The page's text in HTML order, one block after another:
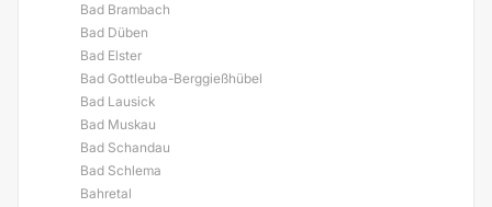
Bad Brambach
Bad Düben
Bad Elster
Bad Gottleuba-Berggießhübel
Bad Lausick
Bad Muskau
Bad Schandau
Bad Schlema
Bahretal